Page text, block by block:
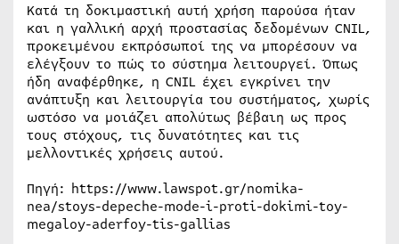
Κατά τη δοκιμαστική αυτή χρήση παρούσα ήταν
και η γαλλική αρχή προστασίας δεδομένων CNIL,
προκειμένου εκπρόσωποί της να μπορέσουν να
ελέγξουν το πώς το σύστημα λειτουργεί. Όπως
ήδη αναφέρθηκε, η CNIL έχει εγκρίνει την
ανάπτυξη και λειτουργία του συστήματος, χωρίς
ωστόσο να μοιάζει απολύτως βέβαιη ως προς
τους στόχους, τις δυνατότητες και τις
μελλοντικές χρήσεις αυτού.
Πηγή: https://www.lawspot.gr/nomika-
nea/stoys-depeche-mode-i-proti-dokimi-toy-
megaloy-aderfoy-tis-gallias